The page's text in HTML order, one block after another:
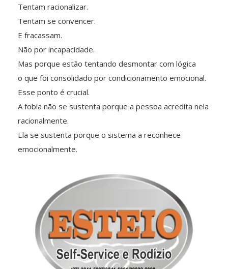
Tentam racionalizar.
Tentam se convencer.
E fracassam.
Não por incapacidade.
Mas porque estão tentando desmontar com lógica
o que foi consolidado por condicionamento emocional.
Esse ponto é crucial.
A fobia não se sustenta porque a pessoa acredita nela
racionalmente.
Ela se sustenta porque o sistema a reconhece
emocionalmente.